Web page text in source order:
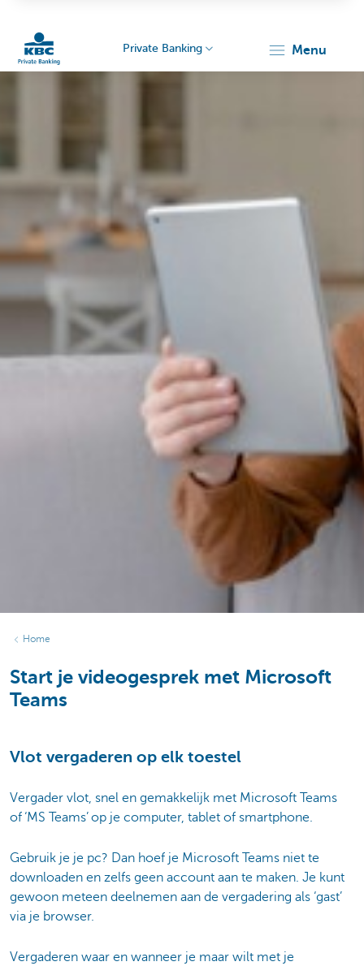
Private Banking menu
Home
Start je videogesprek met Microsoft
Teams
Vlot vergaderen op elk toestel
Vergader vlot, snel en gemakkelijk met Microsoft Teams
of ‘MS Teams’ op je computer, tablet of smartphone.
Gebruik je je pc? Dan hoef je Microsoft Teams niet te
downloaden en zelfs geen account aan te maken. Je kunt
gewoon meteen deelnemen aan de vergadering als ‘gast’
via je browser.
Vergaderen waar en wanneer je maar wilt met je